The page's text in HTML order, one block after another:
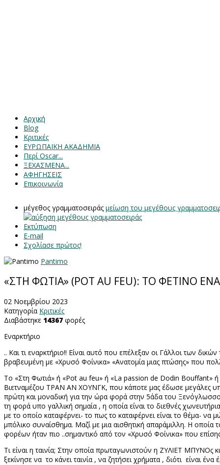
Αρχική
Blog
Κριτικές
ΕΥΡΩΠΑΙΚΗ ΑΚΑΔΗΜΙΑ
Περί Oscar...
ΞΕΧΑΣΜΕΝΑ...
ΑΦΗΓΗΣΕΙΣ
Επικοινωνία
μέγεθος γραμματοσειράς μείωση του μεγέθους
Εκτύπωση
E-mail
Σχολίασε πρώτος!
Pantimo
«ΣΤΗ ΦΩΤΙΑ» (POT AU FEU): ΤΟ ΦΕΤΙΝΟ
02 Νοεμβρίου 2023
Κατηγορία Κριτικές
Διαβάστηκε 14367 φορές
Εναρκτήριο
.. Και τι εναρκτήριο!! Είναι αυτό που επέλεξαν οι Γάλλοι των
βραβευμένη με «Χρυσό Φοίνικα» «Ανατομία μιας πτώσης» που
Το «Στη Φωτιά» ή «Pot au feu» ή «La passion de Dodin Bouffant»
Βιετναμέζου ΤΡΑΝ ΑΝ ΧΟΥΝΓΚ, που κάποτε μας έδωσε μεγάλες
πρώτη και μοναδική για την ώρα φορά στην 5άδα του
τη φορά υπο γαλλική σημαία , η οποία είναι το διεθνές
με το οποίο καταφέρνει- το πως το καταφέρνει είναι το θέμα- να
μπόλικο συναίσθημα. Μαζί με μια αισθητική απαράμιλλη. Η
φορέων ήταν πιο ..σημαντικό από τον «Χρυσό Φοίνικα» που επίσης
Τι είναι η ταινία; Στην οποία πρωταγωνιστούν η ΖΥΛΙΕΤ
ξεκίνησε να το κάνει ταινία , να ζητήσει χρήματα , διότι είναι